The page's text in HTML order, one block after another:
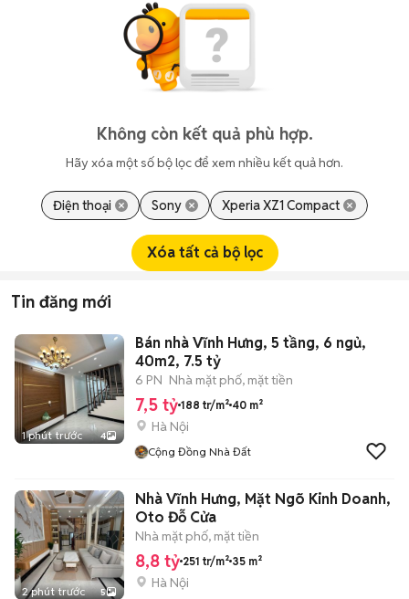
Không còn kết quả phù hợp.
Hãy xóa một số bộ lọc để xem nhiều kết quả hơn.
Điện thoại Sony Xperia XZ1 Compact
Xóa tất cả bộ lọc
Tin đăng mới
1 phút trước 4
Bán nhà Vĩnh Hưng, 5 tầng, 6 ngủ,
40m2, 7.5 tỷ
6 PN Nhà mặt phố, mặt tiền
7,5 tỷ 188 tr/m² 40 m²
Hà Nội
Cộng Đồng Nhà Đất
2 phút trước 5
Nhà Vĩnh Hưng, Mặt Ngõ Kinh Doanh,
Oto Đỗ Cửa
Nhà mặt phố, mặt tiền
8,8 tỷ 251 tr/m² 35 m²
Hà Nội